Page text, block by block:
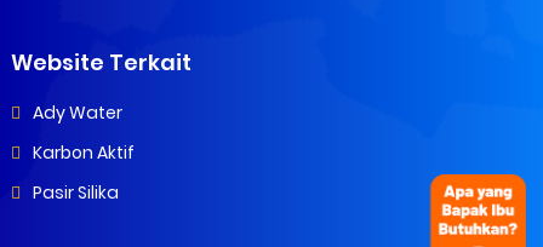
Website Terkait
Ady Water
Karbon Aktif
Pasir Silika